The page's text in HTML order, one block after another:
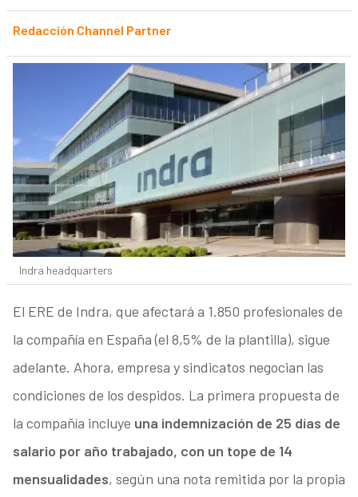
Redacción Channel Partner
Indra headquarters
El ERE de Indra, que afectará a 1.850 profesionales de
la compañía en España (el 8,5% de la plantilla), sigue
adelante. Ahora, empresa y sindicatos negocian las
condiciones de los despidos. La primera propuesta de
la compañía incluye una indemnización de 25 días de
salario por año trabajado, con un tope de 14
mensualidades, según una nota remitida por la propia